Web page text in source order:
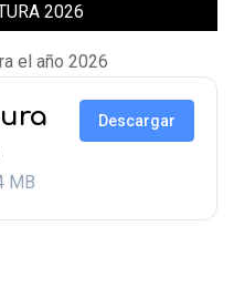
2026
el año 2026
MB
Descargar